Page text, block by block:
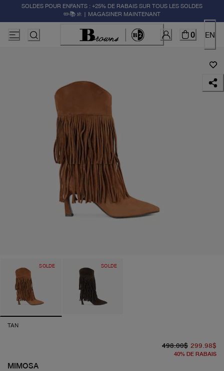
SOLDES POUR ENFANTS : +25% DE RABAIS SUR TOUS LES SOLDES
✏️📚🚸 | MAGASINER MAINTENANT
0 EN
SOLDE SOLDE
TAN
MIMOSA
498.00$ 299.98$
40% DE RABAIS